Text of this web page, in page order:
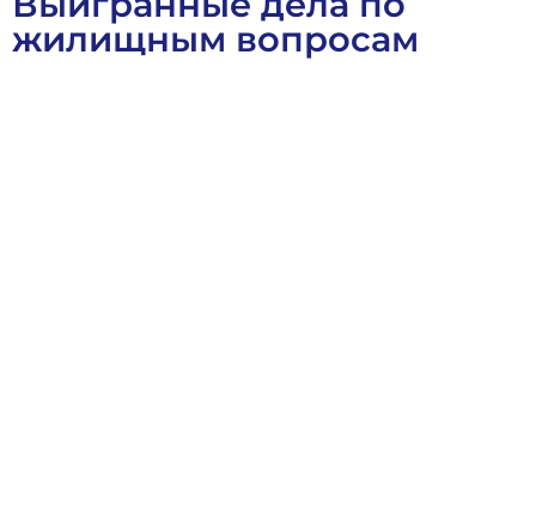
жилищным вопросам